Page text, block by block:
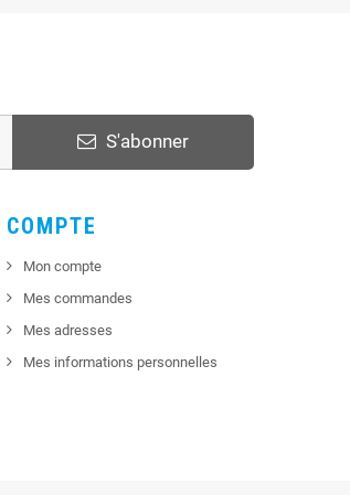
S'abonner
COMPTE
Mon compte
Mes commandes
Mes adresses
Mes informations personnelles